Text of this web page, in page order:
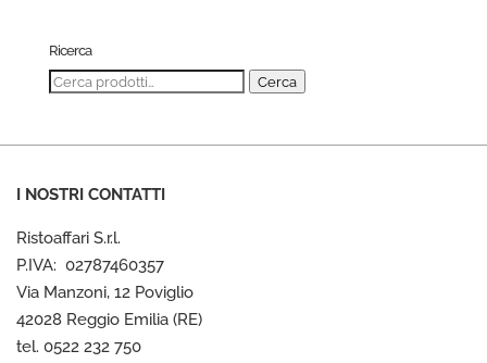
Ricerca
Cerca: Cerca
I NOSTRI CONTATTI
Ristoaffari S.r.l.
P.IVA: 02787460357
Via Manzoni, 12 Poviglio
42028 Reggio Emilia (RE)
tel. 0522 232 750